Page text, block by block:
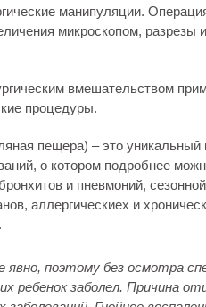
манипуляции.
микроскопом, разрезы
вмешательством
процедуры.
пещера) – это
о котором подробнее
и пневмоний, сезонной
аллергическиех и
поэтому без осмотра
ребенок заболел. Причина